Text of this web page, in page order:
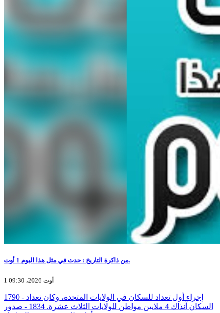
من ذاكرة التاريخ : حدث في مثل هذا اليوم 1 أوت.
1 أوت 2026، 09:30
1790 - إجراء أول تعداد للسكان في الولايات المتحدة، وكان تعداد
السكان آنذاك 4 ملايين مواطن للولايات الثلاث عشرة. 1834 - صدور